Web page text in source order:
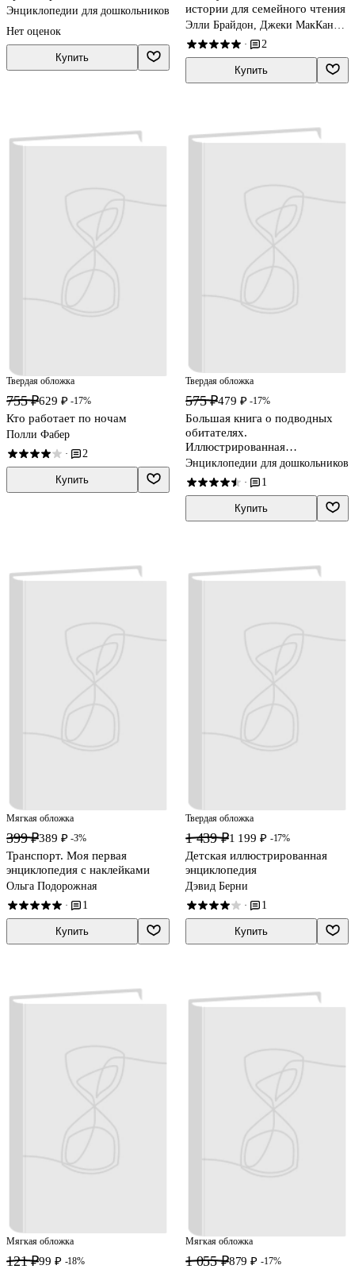
Энциклопедии для дошкольников
Нет оценок
Купить
истории для семейного чтения
Элли Брайдон, Джеки МакКанн,
Кэтрин Д. Хьюз
· 2
Купить
Твердая обложка
755 ₽629 ₽ -17%
Кто работает по ночам
Полли Фабер
· 2
Купить
Твердая обложка
575 ₽479 ₽ -17%
Большая книга о подводных
обитателях.
Иллюстрированная
энциклопедия
Энциклопедии для дошкольников
· 1
Купить
Мягкая обложка
399 ₽389 ₽ -3%
Транспорт. Моя первая
энциклопедия с наклейками
Ольга Подорожная
· 1
Купить
Твердая обложка
1 439 ₽1 199 ₽ -17%
Детская иллюстрированная
энциклопедия
Дэвид Берни
· 1
Купить
Мягкая обложка
121 ₽99 ₽ -18%
Мягкая обложка
1 055 ₽879 ₽ -17%